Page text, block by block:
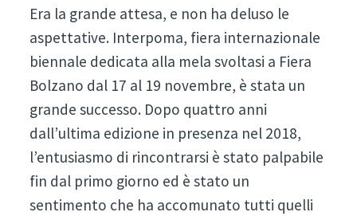
Era la grande attesa, e non ha deluso le
aspettative. Interpoma, fiera internazionale
biennale dedicata alla mela svoltasi a Fiera
Bolzano dal 17 al 19 novembre, è stata un
grande successo. Dopo quattro anni
dall’ultima edizione in presenza nel 2018,
l’entusiasmo di rincontrarsi è stato palpabile
fin dal primo giorno ed è stato un
sentimento che ha accomunato tutti quelli